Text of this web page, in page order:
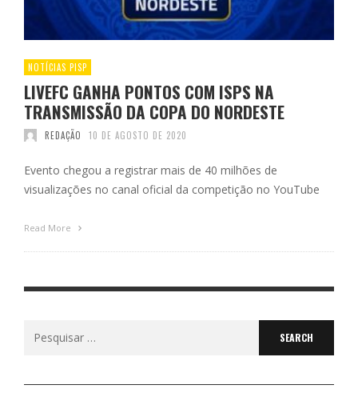
NOTÍCIAS PISP
LIVEFC GANHA PONTOS COM ISPS NA
TRANSMISSÃO DA COPA DO NORDESTE
REDAÇÃO 10 DE AGOSTO DE 2020
Evento chegou a registrar mais de 40 milhões de
visualizações no canal oficial da competição no YouTube
Read More